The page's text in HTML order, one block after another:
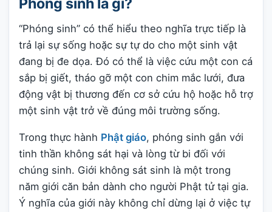
Phóng sinh là gì?
“Phóng sinh” có thể hiểu theo nghĩa trực tiếp là
trả lại sự sống hoặc sự tự do cho một sinh vật
đang bị đe dọa. Đó có thể là việc cứu một con cá
sắp bị giết, tháo gỡ một con chim mắc lưới, đưa
động vật bị thương đến cơ sở cứu hộ hoặc hỗ trợ
một sinh vật trở về đúng môi trường sống.
Trong thực hành Phật giáo, phóng sinh gắn với
tinh thần không sát hại và lòng từ bi đối với
chúng sinh. Giới không sát sinh là một trong
năm giới căn bản dành cho người Phật tử tại gia.
Ý nghĩa của giới này không chỉ dừng lại ở việc tự